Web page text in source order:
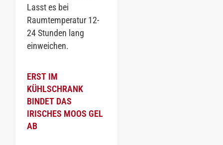
Lasst es bei
Raumtemperatur 12-
24 Stunden lang
einweichen.
ERST IM
KÜHLSCHRANK
BINDET DAS
IRISCHES MOOS GEL
AB